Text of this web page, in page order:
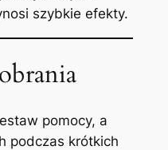
szybkie efekty.
pomocy, a
podczas krótkich